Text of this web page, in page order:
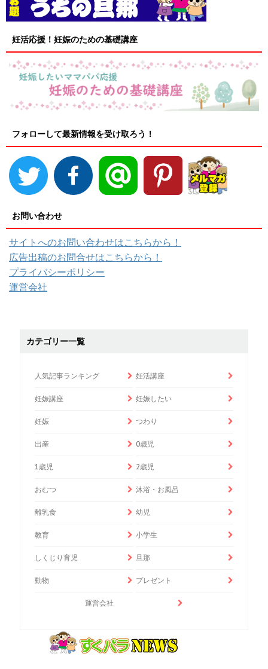
妊活応援！妊娠のための基礎講座
フォローして最新情報を受け取ろう！
お問い合わせ
サイトへのお問い合わせはこちらから！
広告出稿のお問合せはこちらから！
プライバシーポリシー
運営会社
カテゴリー一覧
人気記事ランキング 妊活講座
妊娠講座 妊娠したい
妊娠 つわり
出産 0歳児
1歳児 2歳児
おむつ 沐浴・お風呂
離乳食 幼児
教育 小学生
しくじり育児 旦那
動物 プレゼント
運営会社